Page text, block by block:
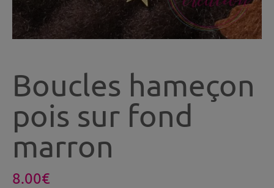
Boucles hameçon
pois sur fond
marron
8.00€